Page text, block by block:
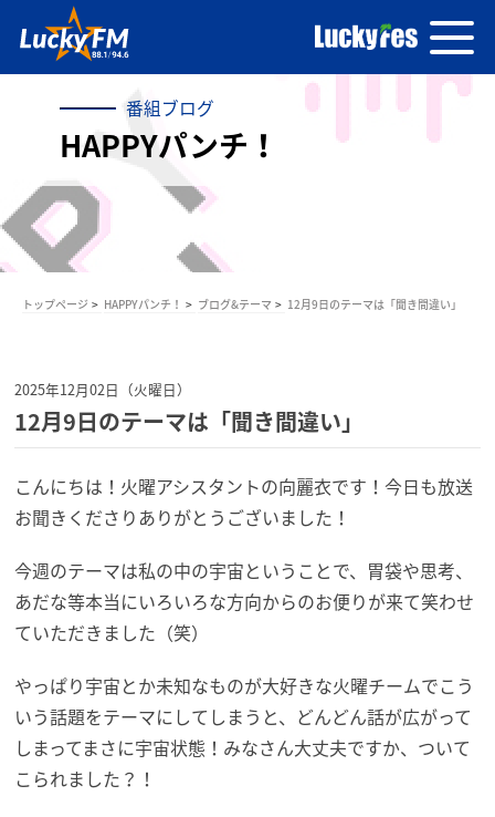
番組ブログ
HAPPYパンチ！
トップページ HAPPYパンチ！ ブログ&テーマ 12月9日のテーマは「聞き間違い」
2025年12月02日（火曜日）
12月9日のテーマは「聞き間違い」
こんにちは！火曜アシスタントの向麗衣です！今日も放送
お聞きくださりありがとうございました！
今週のテーマは私の中の宇宙ということで、胃袋や思考、
あだな等本当にいろいろな方向からのお便りが来て笑わせ
ていただきました（笑）
やっぱり宇宙とか未知なものが大好きな火曜チームでこう
いう話題をテーマにしてしまうと、どんどん話が広がって
しまってまさに宇宙状態！みなさん大丈夫ですか、ついて
こられました？！